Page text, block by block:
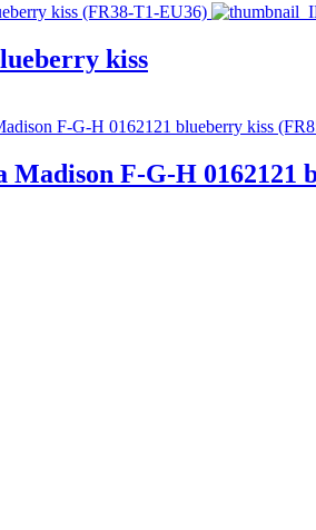
kiss
F-G-H 0162121